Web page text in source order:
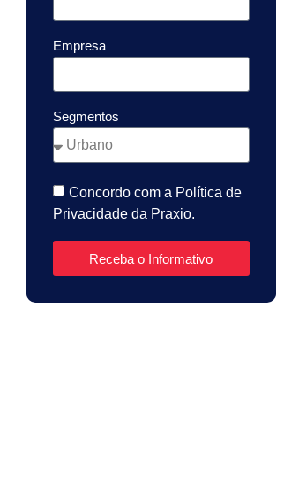
Empresa
Segmentos
Concordo com a Política de
Privacidade da Praxio.
Receba o Informativo